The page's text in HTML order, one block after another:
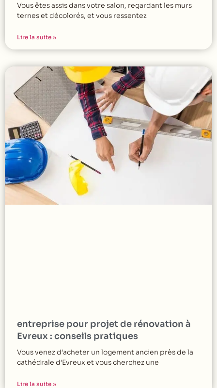
Vous êtes assis dans votre salon, regardant les murs
ternes et décolorés, et vous ressentez
Lire la suite »
entreprise pour projet de rénovation à
Evreux : conseils pratiques
Vous venez d’acheter un logement ancien près de la
cathédrale d’Evreux et vous cherchez une
Lire la suite »